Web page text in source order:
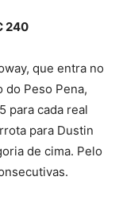
240
que entra no
do Peso Pena,
para cada real
para Dustin
de cima. Pelo